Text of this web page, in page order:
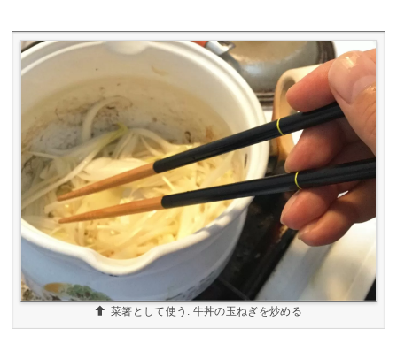
菜箸として使う: 牛丼の玉ねぎを炒める